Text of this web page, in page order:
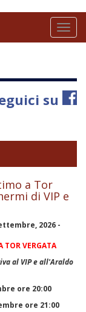
Toggle
su
a Tor
di VIP e
2026 -
TOR VERGATA
al VIP e all'Araldo
ore 20:00
ore 21:00